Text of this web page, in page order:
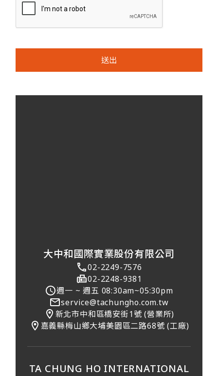
送出
大中和國際實業股份有限公司
02-2249-7576
02-2248-9381
週一 ~ 週五 08:30am~05:30pm
service@tachungho.com.tw
新北市中和區橋安街1號 (營業所)
嘉義縣梅山鄉大埔美園區二路68號 (工廠)
TA CHUNG HO INTERNATIONAL